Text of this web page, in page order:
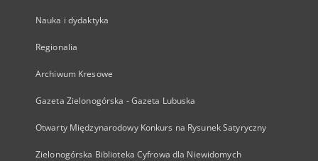
Nauka i dydaktyka
Regionalia
Archiwum Kresowe
Gazeta Zielonogórska - Gazeta Lubuska
Otwarty Międzynarodowy Konkurs na Rysunek Satyryczny
Zielonogórska Biblioteka Cyfrowa dla Niewidomych